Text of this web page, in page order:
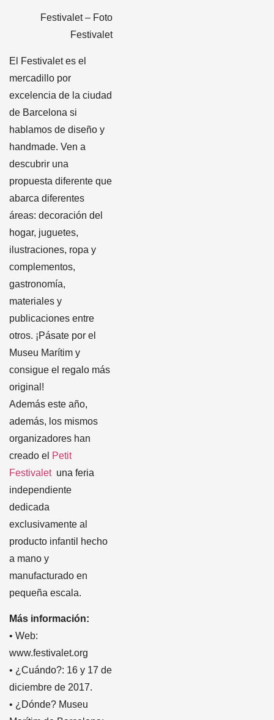
Festivalet – Foto
Festivalet
El Festivalet es el
mercadillo por
excelencia de la ciudad
de Barcelona si
hablamos de diseño y
handmade. Ven a
descubrir una
propuesta diferente que
abarca diferentes
áreas: decoración del
hogar, juguetes,
ilustraciones, ropa y
complementos,
gastronomía,
materiales y
publicaciones entre
otros. ¡Pásate por el
Museu Marítim y
consigue el regalo más
original!
Además este año,
además, los mismos
organizadores han
creado el Petit
Festivaletuna feria
independiente
dedicada
exclusivamente al
producto infantil hecho
a mano y
manufacturado en
pequeña escala.
Más información:
• Web:
www.festivalet.org
• ¿Cuándo?: 16 y 17 de
diciembre de 2017.
• ¿Dónde? Museu